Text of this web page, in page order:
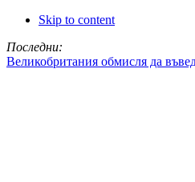
Skip to content
Последни:
Великобритания обмисля да